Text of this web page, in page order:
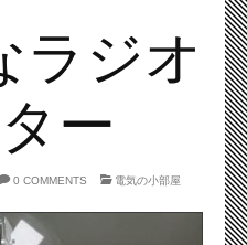
ラジオ
ー
0 COMMENTS 電気の小部屋